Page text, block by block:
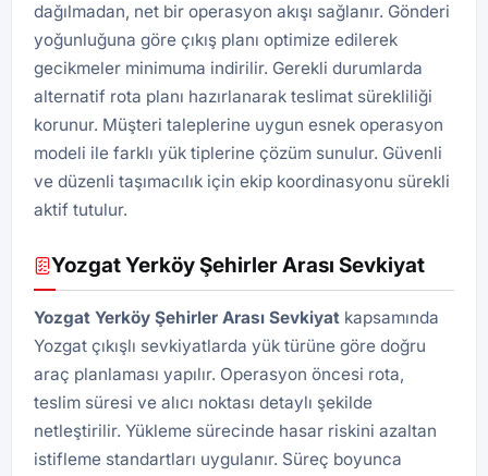
dağılmadan, net bir operasyon akışı sağlanır. Gönderi
yoğunluğuna göre çıkış planı optimize edilerek
gecikmeler minimuma indirilir. Gerekli durumlarda
alternatif rota planı hazırlanarak teslimat sürekliliği
korunur. Müşteri taleplerine uygun esnek operasyon
modeli ile farklı yük tiplerine çözüm sunulur. Güvenli
ve düzenli taşımacılık için ekip koordinasyonu sürekli
aktif tutulur.
Yozgat Yerköy Şehirler Arası Sevkiyat
Yozgat Yerköy Şehirler Arası Sevkiyat kapsamında
Yozgat çıkışlı sevkiyatlarda yük türüne göre doğru
araç planlaması yapılır. Operasyon öncesi rota,
teslim süresi ve alıcı noktası detaylı şekilde
netleştirilir. Yükleme sürecinde hasar riskini azaltan
istifleme standartları uygulanır. Süreç boyunca